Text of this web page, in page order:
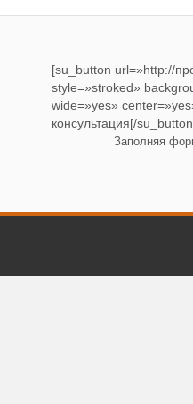
[su_button url=»http://
style=»stroked»
wide=»yes»
консультация[/
Заполняя